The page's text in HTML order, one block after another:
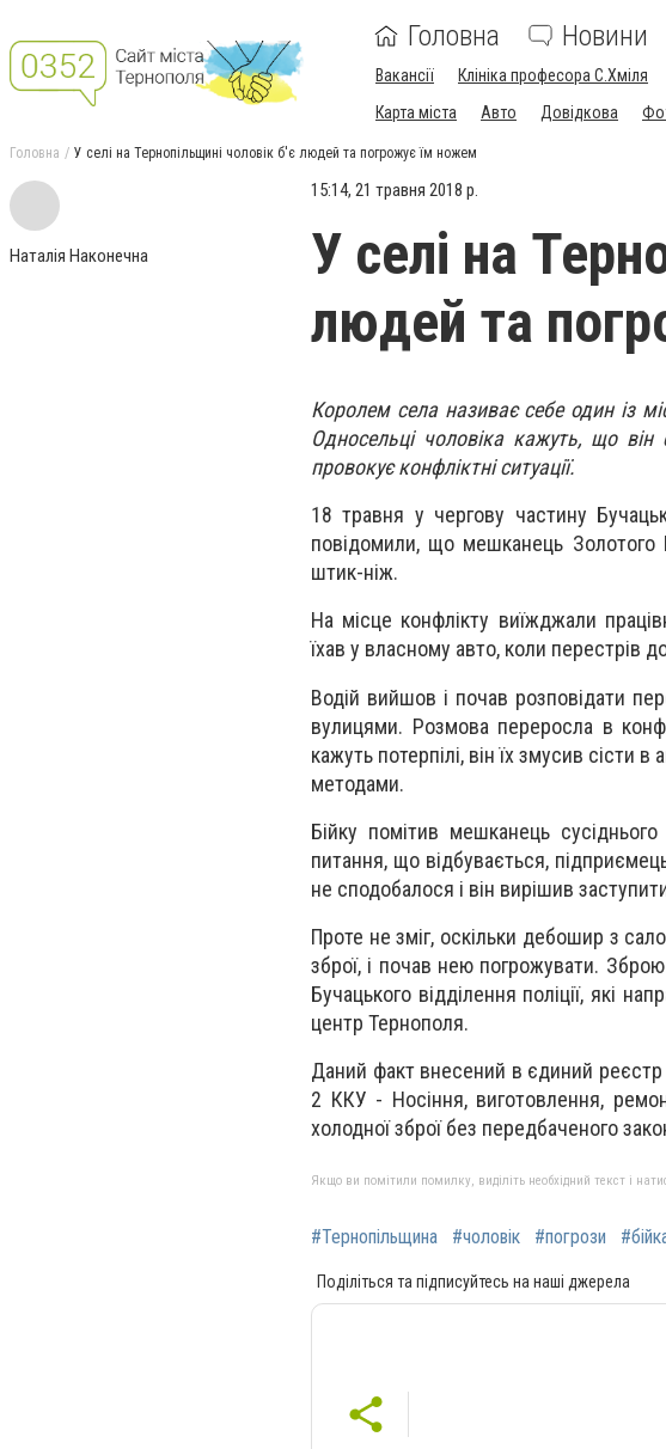
Головна Новини
Вакансії Клініка професора С.Хміля
Карта міста
Авто Довідкова
Головна У селі на Тернопільщині чоловік б'є людей та погрожує їм ножем
Наталія Наконечна
15:14, 21 травня 2018 р.
У селі на
людей та
Королем села називає себе один із
Односельці чоловіка кажуть, що він
провокує конфліктні ситуації.
18 травня у чергову частину
повідомили, що мешканець
штик-ніж.
На місце конфлікту виїжджали
їхав у власному авто, коли перестрів
Водій вийшов і почав розповідати
вулицями. Розмова переросла в
кажуть потерпілі, він їх змусив сісти
методами.
Бійку помітив мешканець
питання, що відбувається,
не сподобалося і він вирішив
Проте не зміг, оскільки дебошир з
зброї, і почав нею погрожувати.
Бучацького відділення поліції, які
центр Тернополя.
Даний факт внесений в єдиний реєстр
2 ККУ - Носіння, виготовлення,
холодної зброї без передбаченого
Якщо ви помітили помилку, виділіть необхідний текст і
#Тернопільщина #чоловік #погрози
Поділіться та підписуйтесь на наші джерела